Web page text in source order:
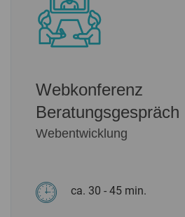
Webkonferenz
Beratungsgespräch
Webentwicklung
ca. 30 - 45 min.